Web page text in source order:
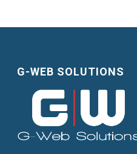
G-WEB SOLUTIONS